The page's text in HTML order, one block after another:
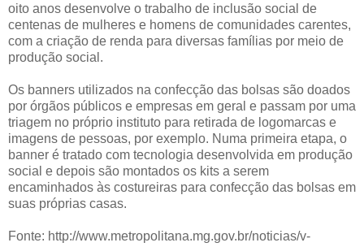
oito anos desenvolve o trabalho de inclusão social de
centenas de mulheres e homens de comunidades carentes,
com a criação de renda para diversas famílias por meio de
produção social.
Os banners utilizados na confecção das bolsas são doados
por órgãos públicos e empresas em geral e passam por uma
triagem no próprio instituto para retirada de logomarcas e
imagens de pessoas, por exemplo. Numa primeira etapa, o
banner é tratado com tecnologia desenvolvida em produção
social e depois são montados os kits a serem
encaminhados às costureiras para confecção das bolsas em
suas próprias casas.
Fonte: http://www.metropolitana.mg.gov.br/noticias/v-